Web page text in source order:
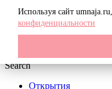
Menu
Search
Открытия
Используя сайт
конфиденциальности